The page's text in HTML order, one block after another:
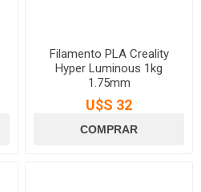
Filamento PLA Creality
Hyper Luminous 1kg
1.75mm
U$S 32